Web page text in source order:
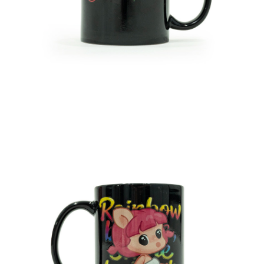
恩沛科技股份有限公司將有權停止該用戶之使用額度並採取法律行動。